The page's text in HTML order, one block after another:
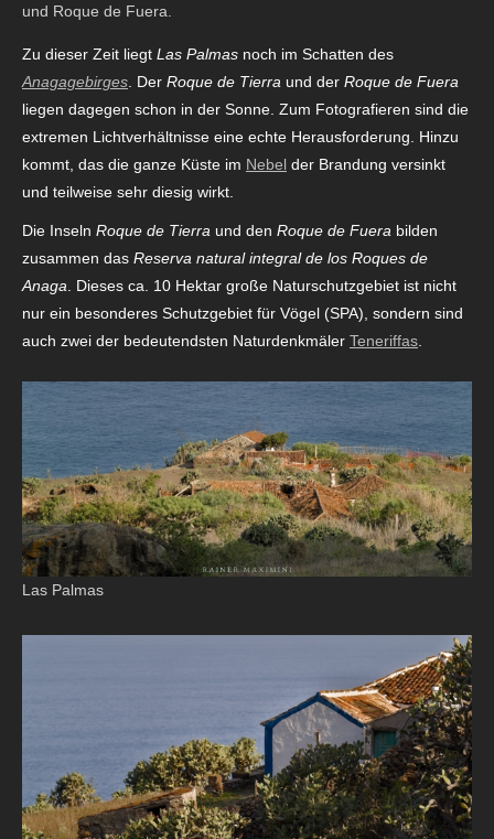
und Roque de Fuera.
Zu dieser Zeit liegt Las Palmas noch im Schatten des
Anagagebirges . Der Roque de Tierra und der Roque de Fuera
liegen dagegen schon in der Sonne. Zum Fotografieren sind die
extremen Lichtverhältnisse eine echte Herausforderung. Hinzu
kommt, das die ganze Küste im Nebel der Brandung versinkt
und teilweise sehr diesig wirkt.
Die Inseln Roque de Tierra und den Roque de Fuera bilden
zusammen das Reserva natural integral de los Roques de
Anaga . Dieses ca. 10 Hektar große Naturschutzgebiet ist nicht
nur ein besonderes Schutzgebiet für Vögel (SPA), sondern sind
auch zwei der bedeutendsten Naturdenkmäler Teneriffas
Las Palmas